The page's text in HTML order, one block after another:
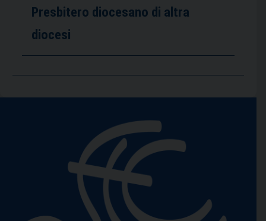
Presbitero diocesano di altra
diocesi